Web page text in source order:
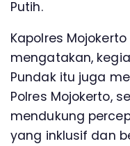
Putih.
Kapolres
mengatakan,
Pundak itu juga
Polres Mojokerto,
mendukung
yang inklusif dan